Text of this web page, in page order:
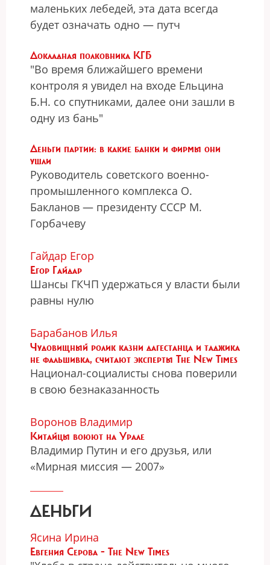
маленьких лебедей, эта дата всегда
будет означать одно — путч
Докладная полковника КГБ
"Во время ближайшего времени
контроля я увидел на входе Ельцина
Б.Н. со спутниками, далее они зашли в
одну из бань"
Деньги партии: в какие банки и фирмы они
ушли
Руководитель советского военно-
промышленного комплекса О.
Бакланов — президенту СССР М.
Горбачеву
Гайдар Егор
Егор Гайдар
Шансы ГКЧП удержаться у власти были
равны нулю
Барабанов Илья
Чудовищный ролик казни дагестанца и таджика
не фальшивка, считают эксперты The New Times
Национал-социалисты снова поверили
в свою безнаказанность
Воронов Владимир
Китайцы воюют на Урале
Владимир Путин и его друзья, или
«Мирная миссия — 2007»
ДЕНЬГИ
Ясина Ирина
Евгения Серова - The New Times